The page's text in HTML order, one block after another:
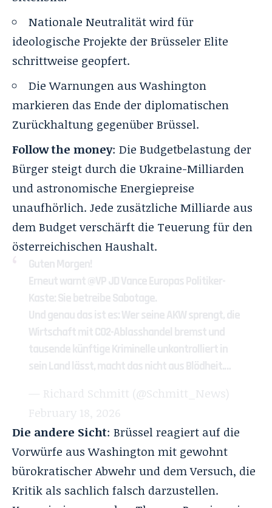
Nationale Neutralität wird für
ideologische Projekte der Brüsseler Elite
schrittweise geopfert.
Die Warnungen aus Washington
markieren das Ende der diplomatischen
Zurückhaltung gegenüber Brüssel.
Follow the money: Die Budgetbelastung der
Bürger steigt durch die Ukraine-Milliarden
und astronomische Energiepreise
unaufhörlich. Jede zusätzliche Milliarde aus
dem Budget verschärft die Teuerung für den
österreichischen Haushalt.
Guten Morgen!
Erneut warnt@VPJD Vance Europas Politiker-
Kaste: Sie betreibe Sabotage.
Und genau das ist es: Wer seine AKW sprengt, die
Wirtschaft mit CO2-Ablasshandel bremst und
tausende künftige Kriminelle unkontrolliert in
sein Land lässt, macht das nicht aus Blödheit.…
— Richard Schmitt (@Schmitt_News)
February 18, 2026
Die andere Sicht: Brüssel reagiert auf die
Vorwürfe aus Washington mit gewohnt
bürokratischer Abwehr und dem Versuch, die
Kritik als sachlich falsch darzustellen.